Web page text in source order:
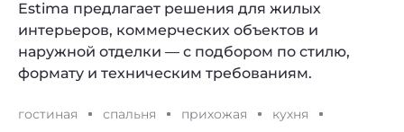
Estima предлагает решения для жилых
интерьеров, коммерческих объектов и
наружной отделки — с подбором по стилю,
формату и техническим требованиям.
гостиная спальня прихожая
кухня